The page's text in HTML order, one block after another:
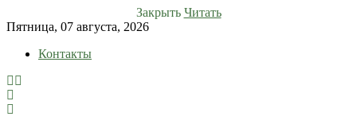
Закрыть Читать
Skip
content
Пятница, 07 августа, 2026
Контакты
lentaruss
lentaruss — Новости